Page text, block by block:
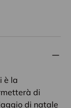
è la
di
di natale